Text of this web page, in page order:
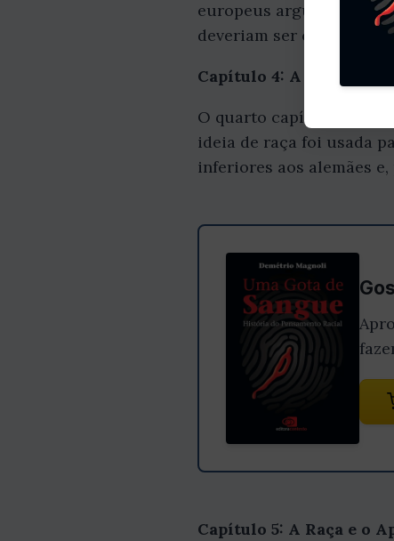
europeus
deveriam ser
Capítulo 4: A Raça e o
O quarto capítulo do
ideia de raça foi usada
inferiores aos alemães
Capítulo 5: A Raça e o